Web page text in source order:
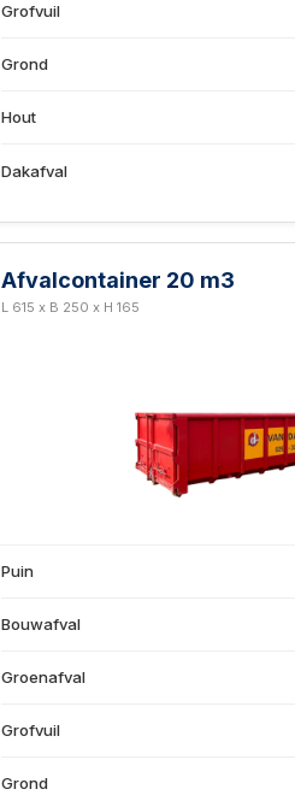
Grofvuil
Grond
Hout
Dakafval
Afvalcontainer 20 m3
L 615 x B 250 x H 165
Puin
Bouwafval
Groenafval
Grofvuil
Grond